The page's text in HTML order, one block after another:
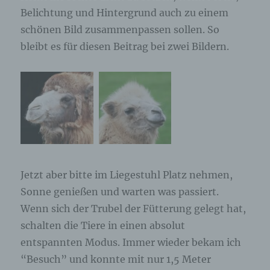
Belichtung und Hintergrund auch zu einem
schönen Bild zusammenpassen sollen. So
bleibt es für diesen Beitrag bei zwei Bildern.
Jetzt aber bitte im Liegestuhl Platz nehmen,
Sonne genießen und warten was passiert.
Wenn sich der Trubel der Fütterung gelegt hat,
schalten die Tiere in einen absolut
entspannten Modus. Immer wieder bekam ich
“Besuch” und konnte mit nur 1,5 Meter
angegebenen personenbezogenen Daten
gespeichert.
Registrierung auf unserer Internetseite
Die betroffene Person hat die Möglichkeit, sich auf
der Internetseite des für die Verarbeitung
Verantwortlichen unter Angabe von
personenbezogenen Daten zu registrieren.
Welche personenbezogenen Daten dabei an den
für die Verarbeitung Verantwortlichen übermittelt
werden, ergibt sich aus der jeweiligen
eingegebenen personenbezogenen Daten werden
ausschließlich für die interne Verwendung bei dem
für die Verarbeitung Verantwortlichen und für
eigene Zwecke erhoben und gespeichert. Der für
die Verarbeitung Verantwortliche kann die
Weitergabe an einen oder mehrere
Auftragsverarbeiter, beispielsweise einen
Paketdienstleister, veranlassen, der die
personenbezogenen Daten ebenfalls